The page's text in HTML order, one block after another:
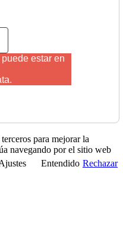
estar en
para mejorar la
navegando por el sitio web
Entendido Rechazar